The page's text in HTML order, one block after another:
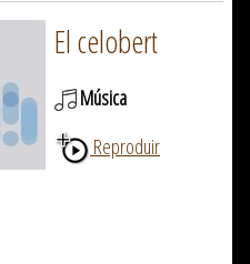
El celobert
Música
Reproduir